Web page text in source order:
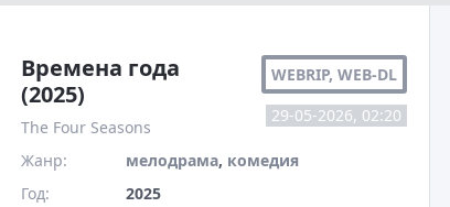
Времена года
(2025)
The Four Seasons
WEBRIP, WEB-DL
29-05-2026, 02:20
Жанр: мелодрама, комедия
Год:
2025